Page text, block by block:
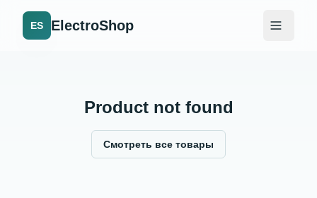
ES ElectroShop
Product not found
Смотреть все товары